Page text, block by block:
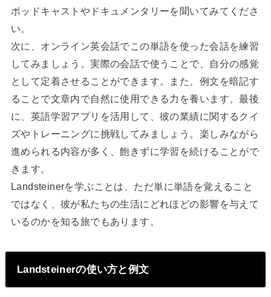
ポッドキャストやドキュメンタリーを聞いてみてくださ
い。
次に、オンライン英会話でこの単語を使った会話を練習
してみましょう。実際の会話で使うことで、自分の感覚
として定着させることができます。また、例文を暗記す
ることで文章内で自然に使用できる力を養います。最後
に、英語学習アプリを活用して、彼の業績に関するクイ
ズやトレーニングに挑戦してみましょう。楽しみながら
進められる内容が多く、飽きずに学習を続けることがで
きます。
Landsteinerを学ぶことは、ただ単に単語を覚えること
ではなく、彼が私たちの生活にどれほどの影響を与えて
いるのかを知る旅でもあります。
Landsteinerの使い方と例文